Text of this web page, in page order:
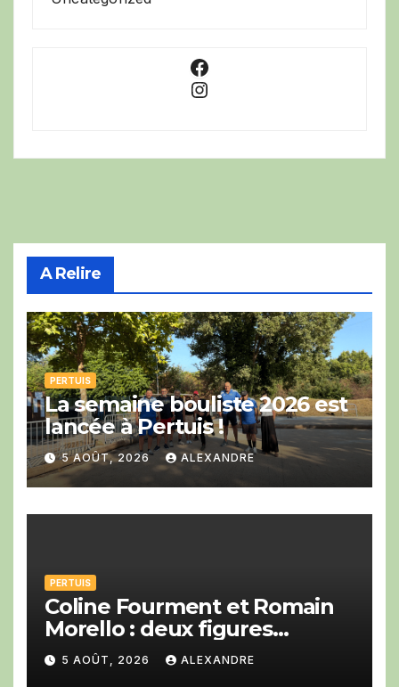
Facebook
Instagram
A Relire
PERTUIS
La semaine bouliste 2026 est
lancée à Pertuis !
5 AOÛT, 2026 ALEXANDRE
PERTUIS
Coline Fourment et Romain
Morello : deux figures
montantes du jazz au Big
Band festival de Pertuis.
5 AOÛT, 2026 ALEXANDRE